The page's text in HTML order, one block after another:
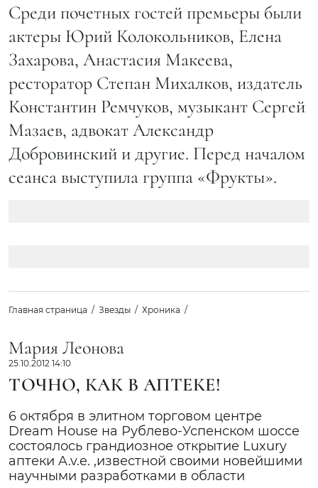
Среди почетных гостей премьеры были
актеры Юрий Колокольников, Елена
Захарова, Анастасия Макеева,
ресторатор Степан Михалков, издатель
Константин Ремчуков, музыкант Сергей
Мазаев, адвокат Александр
Добровинский и другие. Перед началом
сеанса выступила группа «Фрукты».
Главная страница Звезды Хроника
Мария Леонова
25.10.2012 14:10
ТОЧНО, КАК В АПТЕКЕ!
6 октября в элитном торговом центре
Dream House на Рублево-Успенском шоссе
состоялось грандиозное открытие Luxury
аптеки A.v.e. ,известной своими новейшими
научными разработками в области